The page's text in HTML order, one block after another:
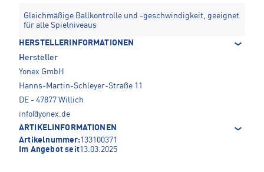
Gleichmäßige Ballkontrolle und -geschwindigkeit, geeignet
für alle Spielniveaus
HERSTELLERINFORMATIONEN
Hersteller
Yonex GmbH
Hanns-Martin-Schleyer-Straße 11
DE - 47877 Willich
info@yonex.de
ARTIKELINFORMATIONEN
Artikelnummer:133100371
Im Angebot seit13.03.2025